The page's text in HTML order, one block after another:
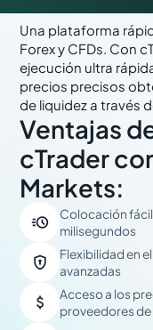
Una plataforma
Forex y CFDs. Con
ejecución ultra
precios precisos
de liquidez a través
Ventajas
cTrader
Markets:

Colocación
milisegundos

Flexibilidad en
avanzadas

Acceso a los
proveedores de